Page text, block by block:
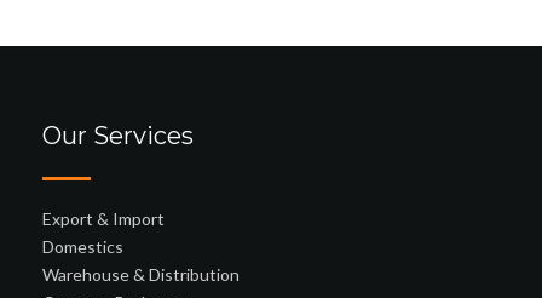
Our Services
Export & Import
Domestics
Warehouse & Distribution